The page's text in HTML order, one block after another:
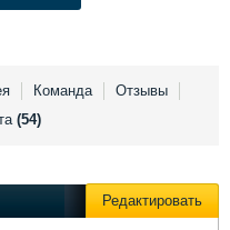
Команда
Отзывы
(54)
Редактировать